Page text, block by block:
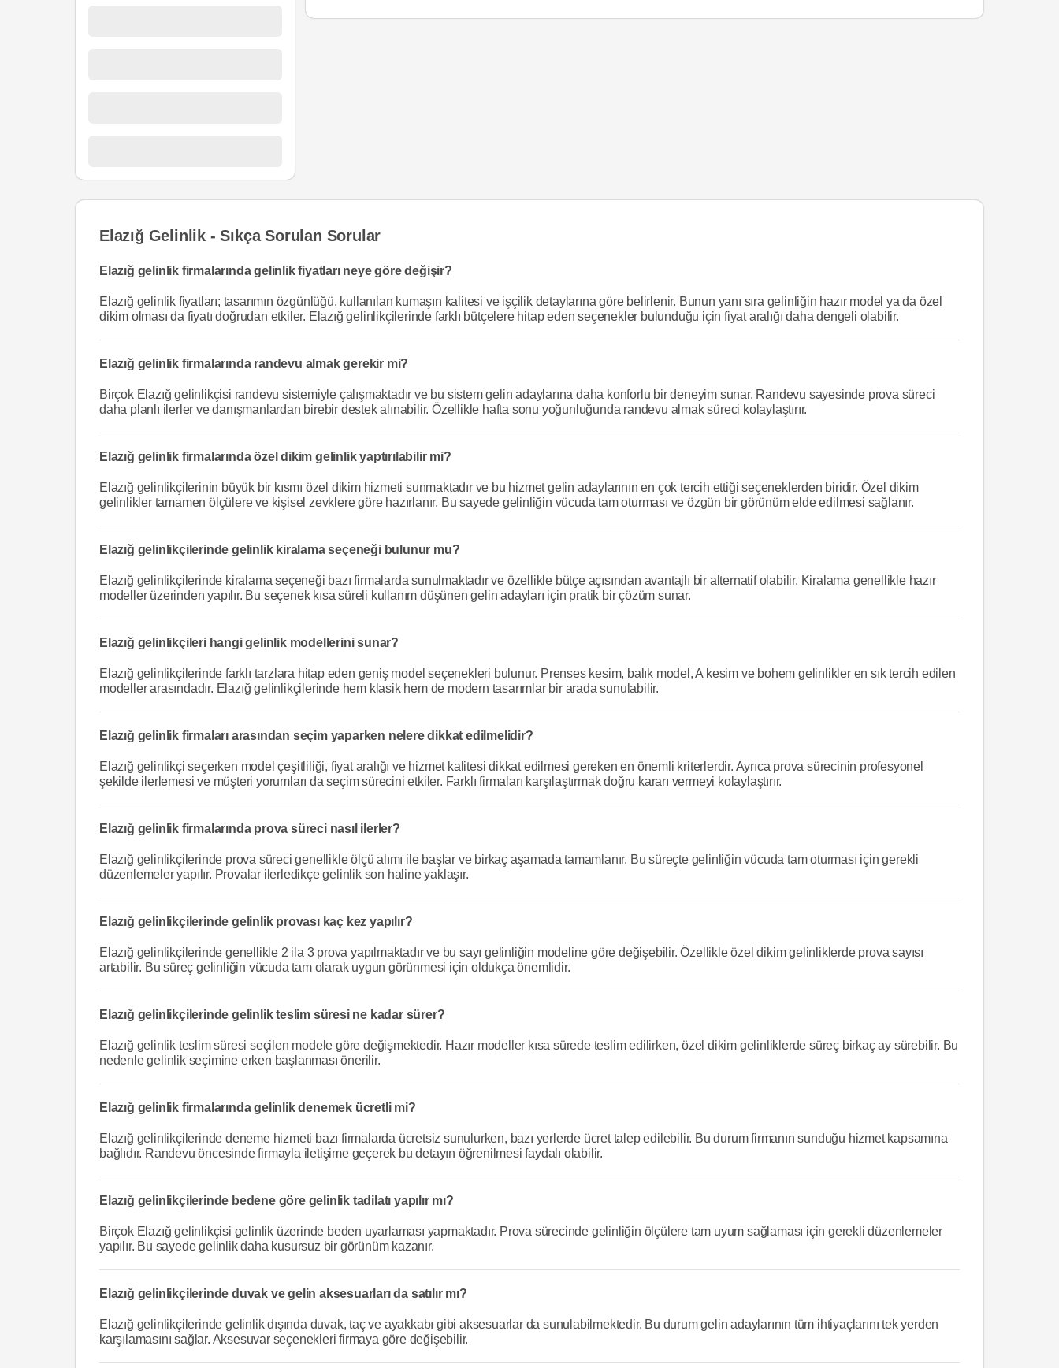
Elazığ Gelinlik - Sıkça Sorulan Sorular
Elazığ gelinlik firmalarında gelinlik fiyatları neye göre değişir?
Elazığ gelinlik fiyatları; tasarımın özgünlüğü, kullanılan kumaşın kalitesi ve işçilik detaylarına göre belirlenir. Bunun yanı sıra gelinliğin hazır model ya da özel
dikim olması da fiyatı doğrudan etkiler. Elazığ gelinlikçilerinde farklı bütçelere hitap eden seçenekler bulunduğu için fiyat aralığı daha dengeli olabilir.
Elazığ gelinlik firmalarında randevu almak gerekir mi?
Birçok Elazığ gelinlikçisi randevu sistemiyle çalışmaktadır ve bu sistem gelin adaylarına daha konforlu bir deneyim sunar. Randevu sayesinde prova süreci
daha planlı ilerler ve danışmanlardan birebir destek alınabilir. Özellikle hafta sonu yoğunluğunda randevu almak süreci kolaylaştırır.
Elazığ gelinlik firmalarında özel dikim gelinlik yaptırılabilir mi?
Elazığ gelinlikçilerinin büyük bir kısmı özel dikim hizmeti sunmaktadır ve bu hizmet gelin adaylarının en çok tercih ettiği seçeneklerden biridir. Özel dikim
gelinlikler tamamen ölçülere ve kişisel zevklere göre hazırlanır. Bu sayede gelinliğin vücuda tam oturması ve özgün bir görünüm elde edilmesi sağlanır.
Elazığ gelinlikçilerinde gelinlik kiralama seçeneği bulunur mu?
Elazığ gelinlikçilerinde kiralama seçeneği bazı firmalarda sunulmaktadır ve özellikle bütçe açısından avantajlı bir alternatif olabilir. Kiralama genellikle hazır
modeller üzerinden yapılır. Bu seçenek kısa süreli kullanım düşünen gelin adayları için pratik bir çözüm sunar.
Elazığ gelinlikçileri hangi gelinlik modellerini sunar?
Elazığ gelinlikçilerinde farklı tarzlara hitap eden geniş model seçenekleri bulunur. Prenses kesim, balık model, A kesim ve bohem gelinlikler en sık tercih edilen
modeller arasındadır. Elazığ gelinlikçilerinde hem klasik hem de modern tasarımlar bir arada sunulabilir.
Elazığ gelinlik firmaları arasından seçim yaparken nelere dikkat edilmelidir?
Elazığ gelinlikçi seçerken model çeşitliliği, fiyat aralığı ve hizmet kalitesi dikkat edilmesi gereken en önemli kriterlerdir. Ayrıca prova sürecinin profesyonel
şekilde ilerlemesi ve müşteri yorumları da seçim sürecini etkiler. Farklı firmaları karşılaştırmak doğru kararı vermeyi kolaylaştırır.
Elazığ gelinlik firmalarında prova süreci nasıl ilerler?
Elazığ gelinlikçilerinde prova süreci genellikle ölçü alımı ile başlar ve birkaç aşamada tamamlanır. Bu süreçte gelinliğin vücuda tam oturması için gerekli
düzenlemeler yapılır. Provalar ilerledikçe gelinlik son haline yaklaşır.
Elazığ gelinlikçilerinde gelinlik provası kaç kez yapılır?
Elazığ gelinlikçilerinde genellikle 2 ila 3 prova yapılmaktadır ve bu sayı gelinliğin modeline göre değişebilir. Özellikle özel dikim gelinliklerde prova sayısı
artabilir. Bu süreç gelinliğin vücuda tam olarak uygun görünmesi için oldukça önemlidir.
Elazığ gelinlikçilerinde gelinlik teslim süresi ne kadar sürer?
Elazığ gelinlik teslim süresi seçilen modele göre değişmektedir. Hazır modeller kısa sürede teslim edilirken, özel dikim gelinliklerde süreç birkaç ay sürebilir. Bu
nedenle gelinlik seçimine erken başlanması önerilir.
Elazığ gelinlik firmalarında gelinlik denemek ücretli mi?
Elazığ gelinlikçilerinde deneme hizmeti bazı firmalarda ücretsiz sunulurken, bazı yerlerde ücret talep edilebilir. Bu durum firmanın sunduğu hizmet kapsamına
bağlıdır. Randevu öncesinde firmayla iletişime geçerek bu detayın öğrenilmesi faydalı olabilir.
Elazığ gelinlikçilerinde bedene göre gelinlik tadilatı yapılır mı?
Birçok Elazığ gelinlikçisi gelinlik üzerinde beden uyarlaması yapmaktadır. Prova sürecinde gelinliğin ölçülere tam uyum sağlaması için gerekli düzenlemeler
yapılır. Bu sayede gelinlik daha kusursuz bir görünüm kazanır.
Elazığ gelinlikçilerinde duvak ve gelin aksesuarları da satılır mı?
Elazığ gelinlikçilerinde gelinlik dışında duvak, taç ve ayakkabı gibi aksesuarlar da sunulabilmektedir. Bu durum gelin adaylarının tüm ihtiyaçlarını tek yerden
karşılamasını sağlar. Aksesuvar seçenekleri firmaya göre değişebilir.